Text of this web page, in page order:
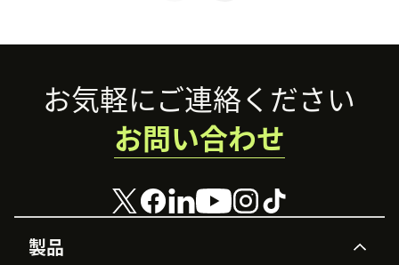
Footer
製品
お気軽にご連絡ください
お問い合わせ